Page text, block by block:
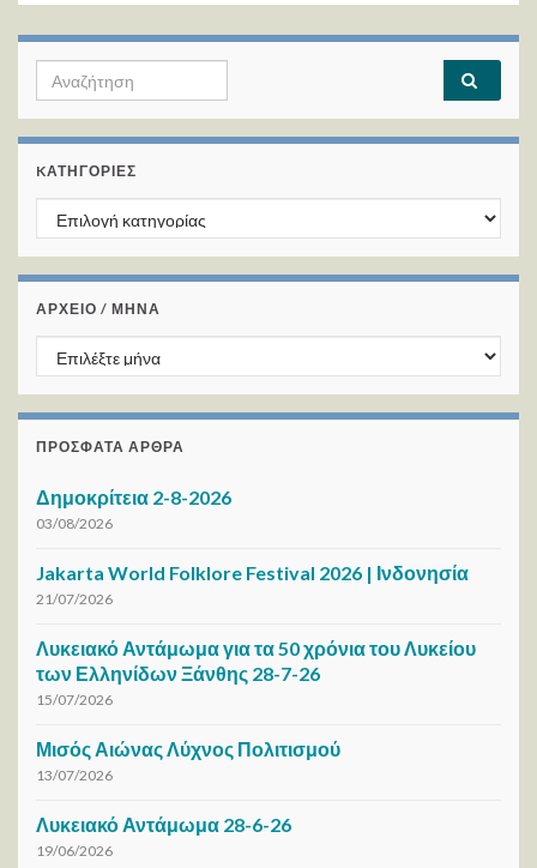
Search for:
KΑΤΗΓΟΡΊΕΣ
Kατηγορίες
ΑΡΧΕΙΟ / ΜΗΝΑ
ΑΡΧΕΙΟ / ΜΗΝΑ
ΠΡΌΣΦΑΤΑ ΆΡΘΡΑ
Δημοκρίτεια 2-8-2026
03/08/2026
Jakarta World Folklore Festival 2026 | Ινδονησία
21/07/2026
Λυκειακό Αντάμωμα για τα 50 χρόνια του Λυκείου
των Ελληνίδων Ξάνθης 28-7-26
15/07/2026
Μισός Αιώνας Λύχνος Πολιτισμού
13/07/2026
Λυκειακό Αντάμωμα 28-6-26
19/06/2026